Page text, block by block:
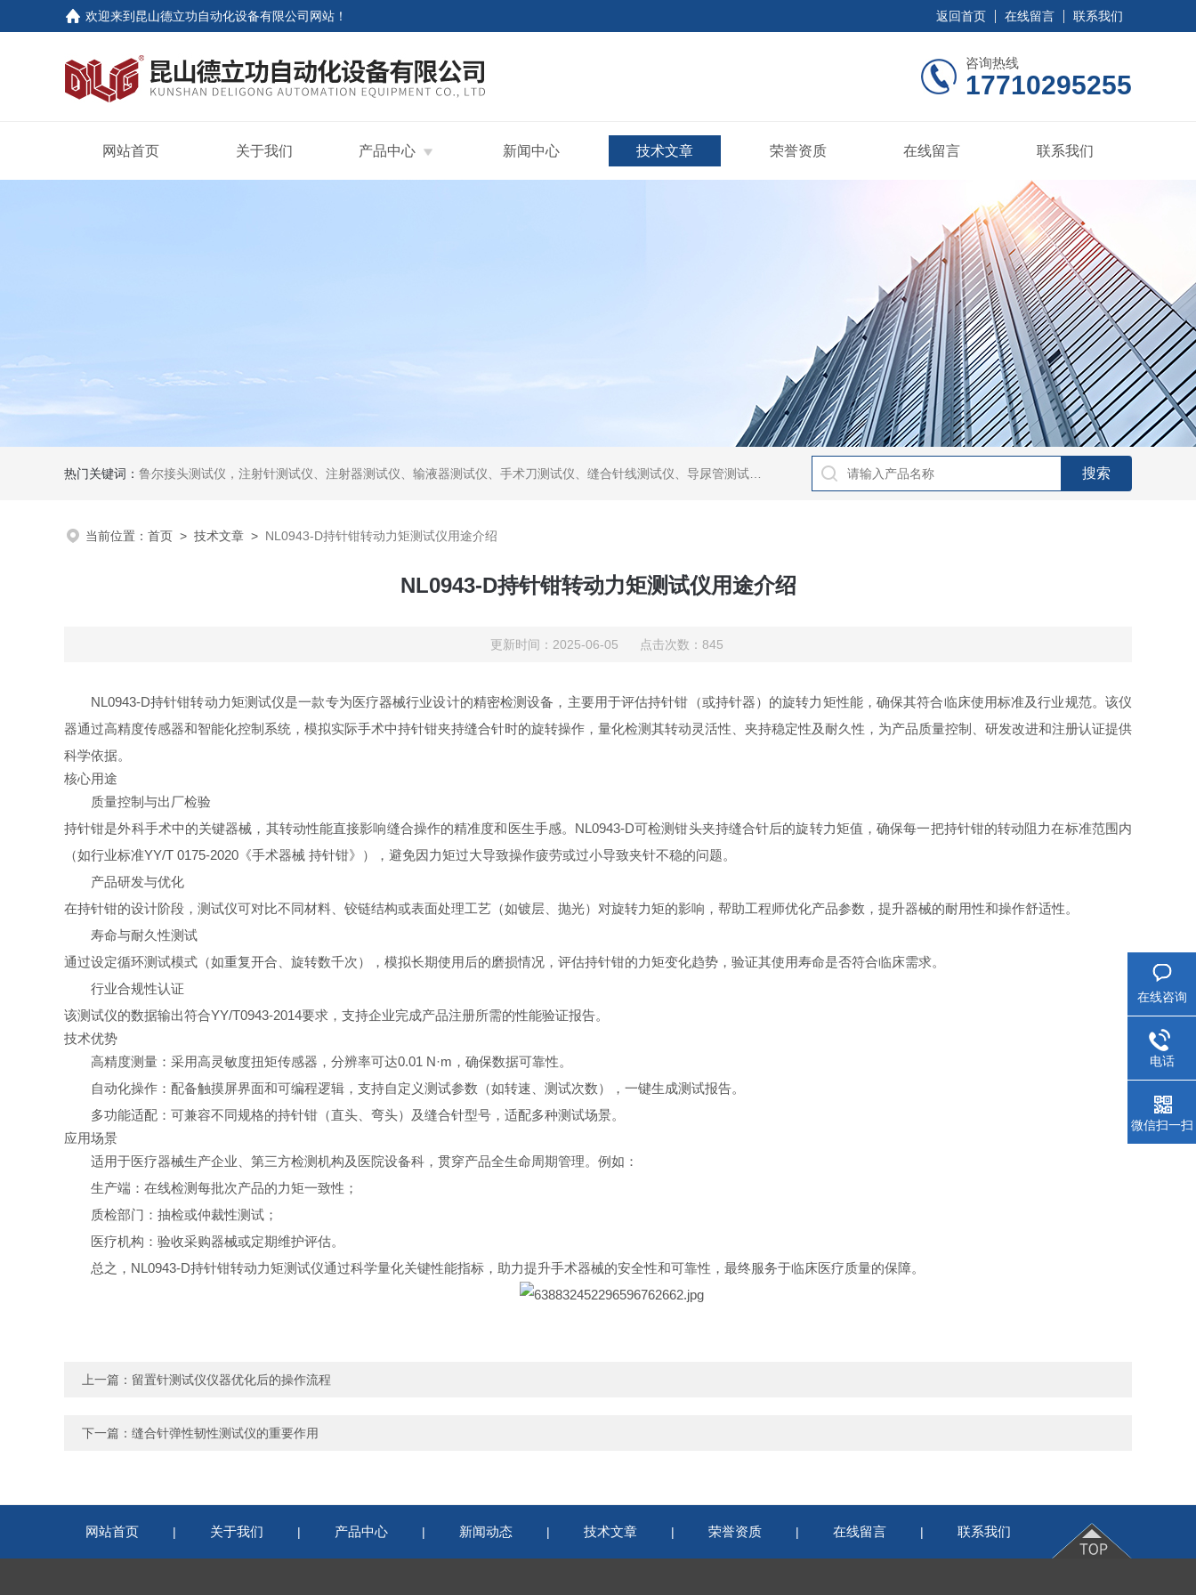
欢迎来到 昆山德立功自动化设备有限公司网站 ！ 返回首页 在线留言 联系我们
咨询热线
17710295255
网站首页 关于我们 产品中心 新闻中心 技术文章 荣誉资质 在线留言 联系我们
热门关键词： 鲁尔接头测试仪，注射针测试仪、注射器测试仪、输液器测试仪、手术刀测试仪、缝合针线测试仪、导尿管测试仪、医用镊钳测试仪、导引管导丝测试仪、针灸针测试仪、留置针测试仪
当前位置： 首页 > 技术文章 > NL0943-D持针钳转动力矩测试仪用途介绍
NL0943-D持针钳转动力矩测试仪用途介绍
更新时间：2025-06-05 点击次数：845
NL0943-D持针钳转动力矩测试仪是一款专为医疗器械行业设计的精密检测设备，主要用于评估持针钳（或持针器）的旋转力矩性能，确保其符合临床使用标准及行业规范。该仪
器通过高精度传感器和智能化控制系统，模拟实际手术中持针钳夹持缝合针时的旋转操作，量化检测其转动灵活性、夹持稳定性及耐久性，为产品质量控制、研发改进和注册认证提供
科学依据。
核心用途
质量控制与出厂检验
持针钳是外科手术中的关键器械，其转动性能直接影响缝合操作的精准度和医生手感。NL0943-D可检测钳头夹持缝合针后的旋转力矩值，确保每一把持针钳的转动阻力在标准范围内
（如行业标准YY/T 0175-2020《手术器械 持针钳》），避免因力矩过大导致操作疲劳或过小导致夹针不稳的问题。
产品研发与优化
在持针钳的设计阶段，测试仪可对比不同材料、铰链结构或表面处理工艺（如镀层、抛光）对旋转力矩的影响，帮助工程师优化产品参数，提升器械的耐用性和操作舒适性。
寿命与耐久性测试
通过设定循环测试模式（如重复开合、旋转数千次），模拟长期使用后的磨损情况，评估持针钳的力矩变化趋势，验证其使用寿命是否符合临床需求。
行业合规性认证
该测试仪的数据输出符合YY/T0943-2014要求，支持企业完成产品注册所需的性能验证报告。
技术优势
高精度测量：采用高灵敏度扭矩传感器，分辨率可达0.01 N·m，确保数据可靠性。
自动化操作：配备触摸屏界面和可编程逻辑，支持自定义测试参数（如转速、测试次数），一键生成测试报告。
多功能适配：可兼容不同规格的持针钳（直头、弯头）及缝合针型号，适配多种测试场景。
应用场景
适用于医疗器械生产企业、第三方检测机构及医院设备科，贯穿产品全生命周期管理。例如：
生产端：在线检测每批次产品的力矩一致性；
质检部门：抽检或仲裁性测试；
医疗机构：验收采购器械或定期维护评估。
总之，NL0943-D持针钳转动力矩测试仪通过科学量化关键性能指标，助力提升手术器械的安全性和可靠性，最终服务于临床医疗质量的保障。
上一篇： 留置针测试仪仪器优化后的操作流程
下一篇： 缝合针弹性韧性测试仪的重要作用
网站首页 | 关于我们 | 产品中心 | 新闻动态 | 技术文章 | 荣誉资质 | 在线留言 | 联系我们
在线咨询
电话
微信扫一扫